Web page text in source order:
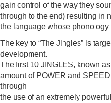
gain control of the way they
through to the end) resulting in
the language whose
The key to “The Jingles” is
development.
The first 10 JINGLES, known
amount of POWER and
through
the use of an extremely